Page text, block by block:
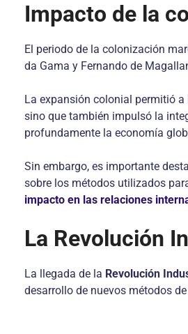
Impacto de la
El periodo de la colonización
da Gama y Fernando de
La expansión colonial permitió a
sino que también impulsó la
profundamente la economía
Sin embargo, es importante
sobre los métodos utilizados
impacto en las relaciones
La Revolución
La llegada de la Revolución
desarrollo de nuevos métodos